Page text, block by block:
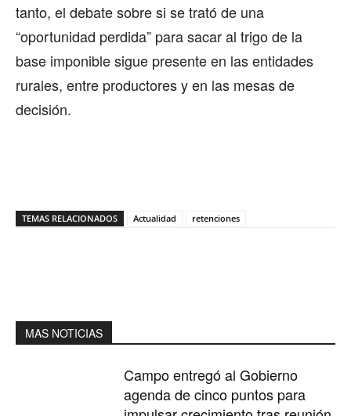
tanto, el debate sobre si se trató de una
“oportunidad perdida” para sacar al trigo de la
base imponible sigue presente en las entidades
rurales, entre productores y en las mesas de
decisión.
TEMAS RELACIONADOS Actualidad retenciones
MAS NOTICIAS
Campo entregó al Gobierno
agenda de cinco puntos para